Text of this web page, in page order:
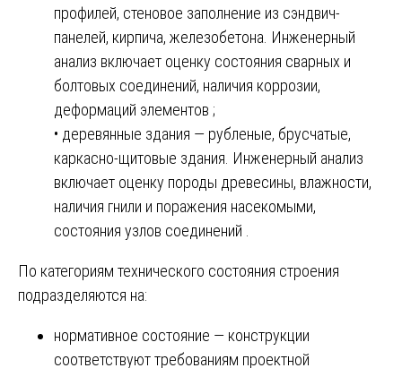
профилей, стеновое заполнение из сэндвич-
панелей, кирпича, железобетона. Инженерный
анализ включает оценку состояния сварных и
болтовых соединений, наличия коррозии,
деформаций элементов ;
• деревянные здания — рубленые, брусчатые,
каркасно-щитовые здания. Инженерный анализ
включает оценку породы древесины, влажности,
наличия гнили и поражения насекомыми,
состояния узлов соединений .
По категориям технического состояния строения
подразделяются на:
нормативное состояние — конструкции
соответствуют требованиям проектной